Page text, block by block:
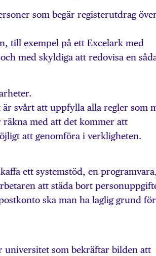
som begär registerutdrag
till exempel på ett Excelark med
med skyldiga att redovisa en
svårt att uppfylla alla regler som
med att det kommer att
att genomföra i verkligheten.
ett systemstöd, en programvara,
att städa bort
ska man ha laglig grund
som bekräftar bilden att